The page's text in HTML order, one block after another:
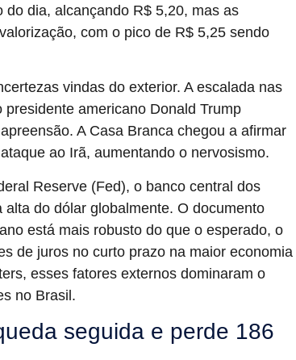
dia, alcançando R$ 5,20, mas as
com o pico de R$ 5,25 sendo
vindas do exterior. A escalada nas
americano Donald Trump
A Casa Branca chegou a afirmar
ao Irã, aumentando o nervosismo.
Reserve (Fed), o banco central dos
do dólar globalmente. O documento
está mais robusto do que o esperado, o
de juros no curto prazo na maior economia
esses fatores externos dominaram o
no Brasil.
seguida e perde 186